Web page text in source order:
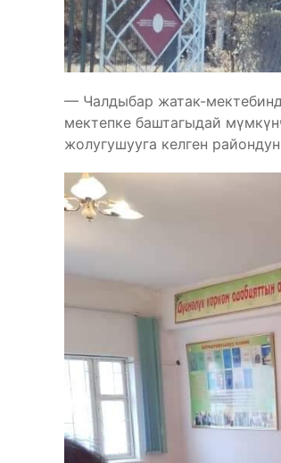
— Чалдыбар жатак-
мектепке баштагыдай
жолугушууга келген райондун